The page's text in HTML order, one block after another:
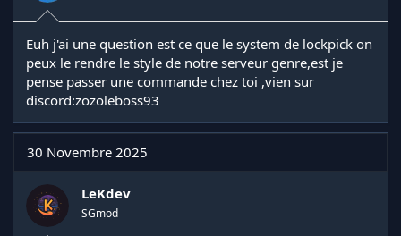
Euh j'ai une question est ce que le system de lockpick on
peux le rendre le style de notre serveur genre,est je
pense passer une commande chez toi ,vien sur
discord:zozoleboss93
30 Novembre 2025
LeKdev
SGmod